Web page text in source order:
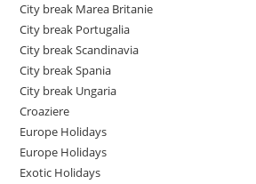
City break Marea Britanie
City break Portugalia
City break Scandinavia
City break Spania
City break Ungaria
Croaziere
Europe Holidays
Europe Holidays
Exotic Holidays